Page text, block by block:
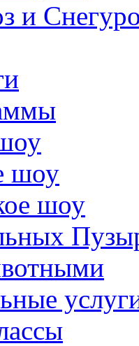
и
шоу
шоу